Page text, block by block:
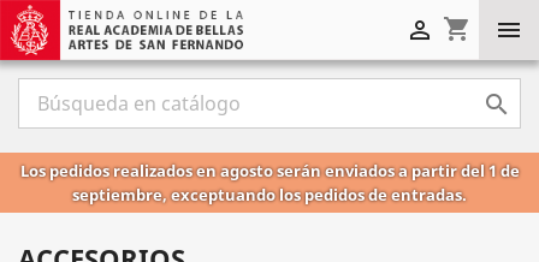

shopping_cart


Los pedidos realizados en agosto serán enviados a partir del 1 de
septiembre, exceptuando los pedidos de entradas.